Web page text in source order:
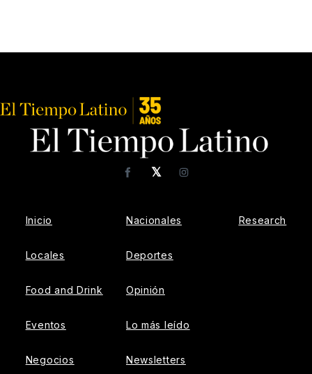
𝕏
FacebookInstagram
Inicio
Locales
Food and Drink
Eventos
Negocios
Nacionales
Deportes
Opinión
Lo más leído
Newsletters
Research